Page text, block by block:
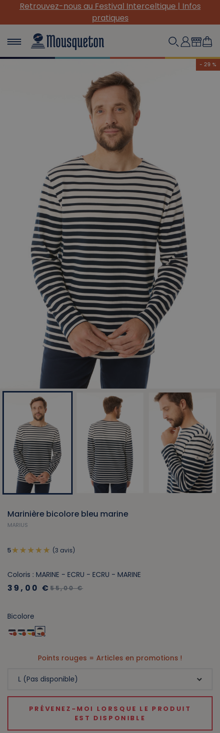
(Re) Découvrez nos INDISPENSABLES en toile !
Marinière bicolore bleu marine
MARIUS
5 (3 avis)
Coloris : MARINE - ECRU - ECRU - MARINE
39,00 €55,00 €
Bicolore
Points rouges = Articles en promotions !
PRÉVENEZ-MOI LORSQUE LE PRODUIT
EST DISPONIBLE
- 29 %